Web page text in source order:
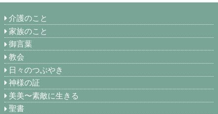
介護のこと
家族のこと
御言葉
教会
日々のつぶやき
神様の証
美美〜素敵に生きる
聖書